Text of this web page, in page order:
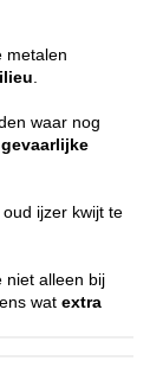
metalen
.
waar nog
gevaarlijke
ijzer kwijt te
niet alleen bij
wat extra